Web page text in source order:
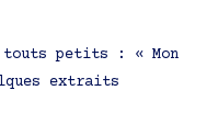
petits : « Mon
extraits